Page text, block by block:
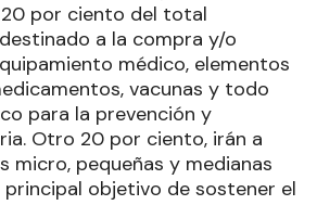
por ciento del total
a la compra y/o
médico, elementos
vacunas y todo
para la prevención y
Otro 20 por ciento, irán a
micro, pequeñas y medianas
principal objetivo de sostener el